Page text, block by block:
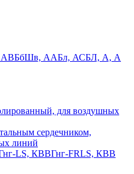
ААБл, АСБЛ, А, А
для воздушных
сердечником,
линий
LS, КВВГнг-FRLS, КВВ